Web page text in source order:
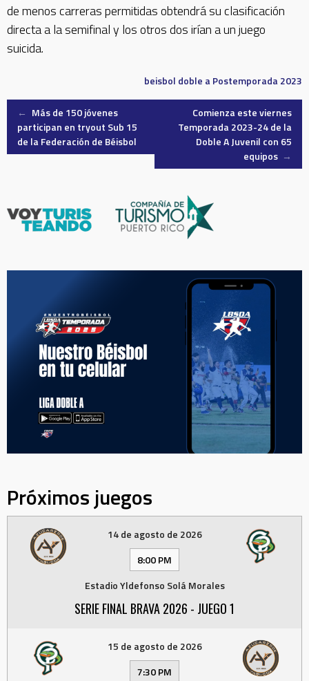
de menos carreras permitidas obtendrá su clasificación
directa a la semifinal y los otros dos irían a un juego
suicida.
beisbol doble aPostemporada 2023
Post
navigation
← Más de 150 jóvenes
participan en tryout Sub 15
de la Federación de Béisbol
Comienza este viernes
Temporada 2023-24 de la
Doble A Juvenil con 65
equipos →
Próximos juegos
14 de agosto de 2026
8:00 PM
Estadio Yldefonso Solá Morales
SERIE FINAL BRAVA 2026 - JUEGO 1
15 de agosto de 2026
7:30 PM